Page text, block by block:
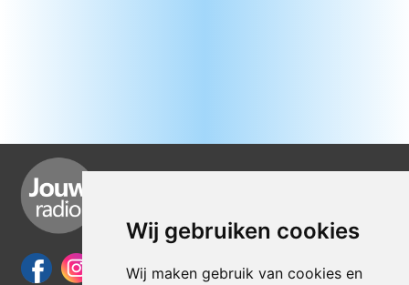
Wij gebruiken cookies
Wij maken gebruik van cookies en